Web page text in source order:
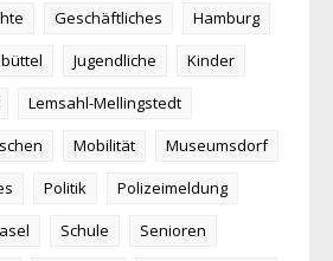
Geschäftliches
Hamburg
Jugendliche
Kinder
Lemsahl-Mellingstedt
Mobilität
Museumsdorf
Politik
Polizeimeldung
Schule
Senioren